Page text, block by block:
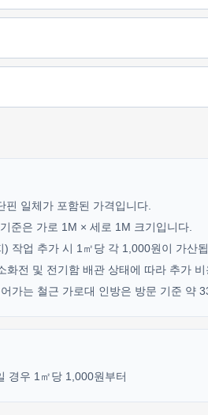
핀 일체가 포함된 가격입니다.
준은 가로 1M × 세로 1M 크기입니다.
) 작업 추가 시 1㎡당 각 1,000원이 가산
화전 및 전기함 배관 상태에 따라 추가
가는 철근 가로대 인방은 방문 기준 약
경우 1㎡당 1,000원부터